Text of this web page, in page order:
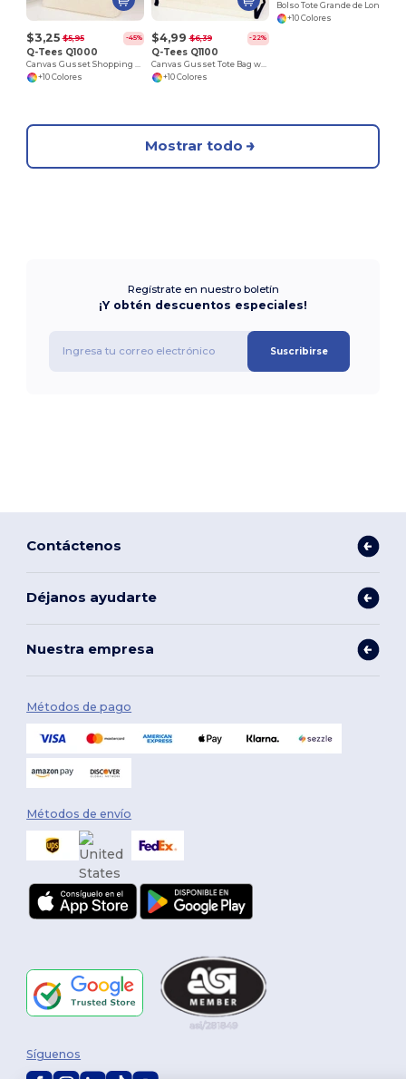
$3,25 $5,95 -45%
Q-Tees Q1000
+10 Colores
$4,99 $6,39 -22%
Q-Tees Q1100
+10 Colores
+10 Colores
Mostrar todo
Regístrate en nuestro boletín
¡Y obtén descuentos especiales!
Suscribirse
Contáctenos
Déjanos ayudarte
Nuestra empresa
Métodos de pago
Métodos de envío
Síguenos